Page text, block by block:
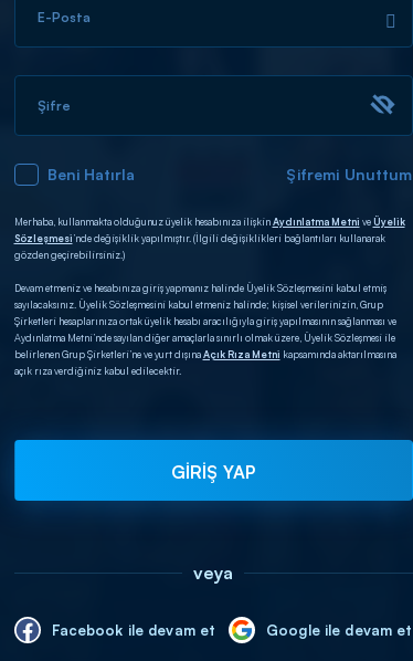
E-Posta
Şifre
Beni Hatırla Şifremi Unuttum
Merhaba, kullanmakta olduğunuz üyelik hesabınıza ilişkinAydınlatma Metni veÜyelik
Sözleşmesi’nde değişiklik yapılmıştır. (İlgili değişiklikleri bağlantıları kullanarak
gözden geçirebilirsiniz.)
Devam etmeniz ve hesabınıza giriş yapmanız halinde Üyelik Sözleşmesini kabul etmiş
sayılacaksınız. Üyelik Sözleşmesini kabul etmeniz halinde; kişisel verilerinizin, Grup
Şirketleri hesaplarınıza ortak üyelik hesabı aracılığıyla giriş yapılmasının sağlanması ve
Aydınlatma Metni’nde sayılan diğer amaçlarla sınırlı olmak üzere, Üyelik Sözleşmesi ile
belirlenen Grup Şirketleri’ne ve yurt dışınaAçık Rıza Metni kapsamında aktarılmasına
açık rıza verdiğiniz kabul edilecektir.
GİRİŞ YAP
veya
Facebook ile devam et Google ile devam et